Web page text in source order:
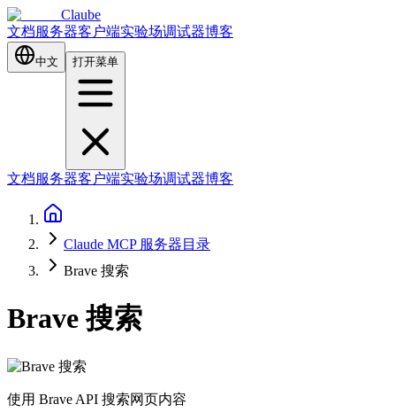
Claube
文档服务器客户端实验场调试器博客
中文 打开菜单
文档服务器客户端实验场调试器博客
Claude MCP 服务器目录
Brave 搜索
Brave 搜索
使用 Brave API 搜索网页内容